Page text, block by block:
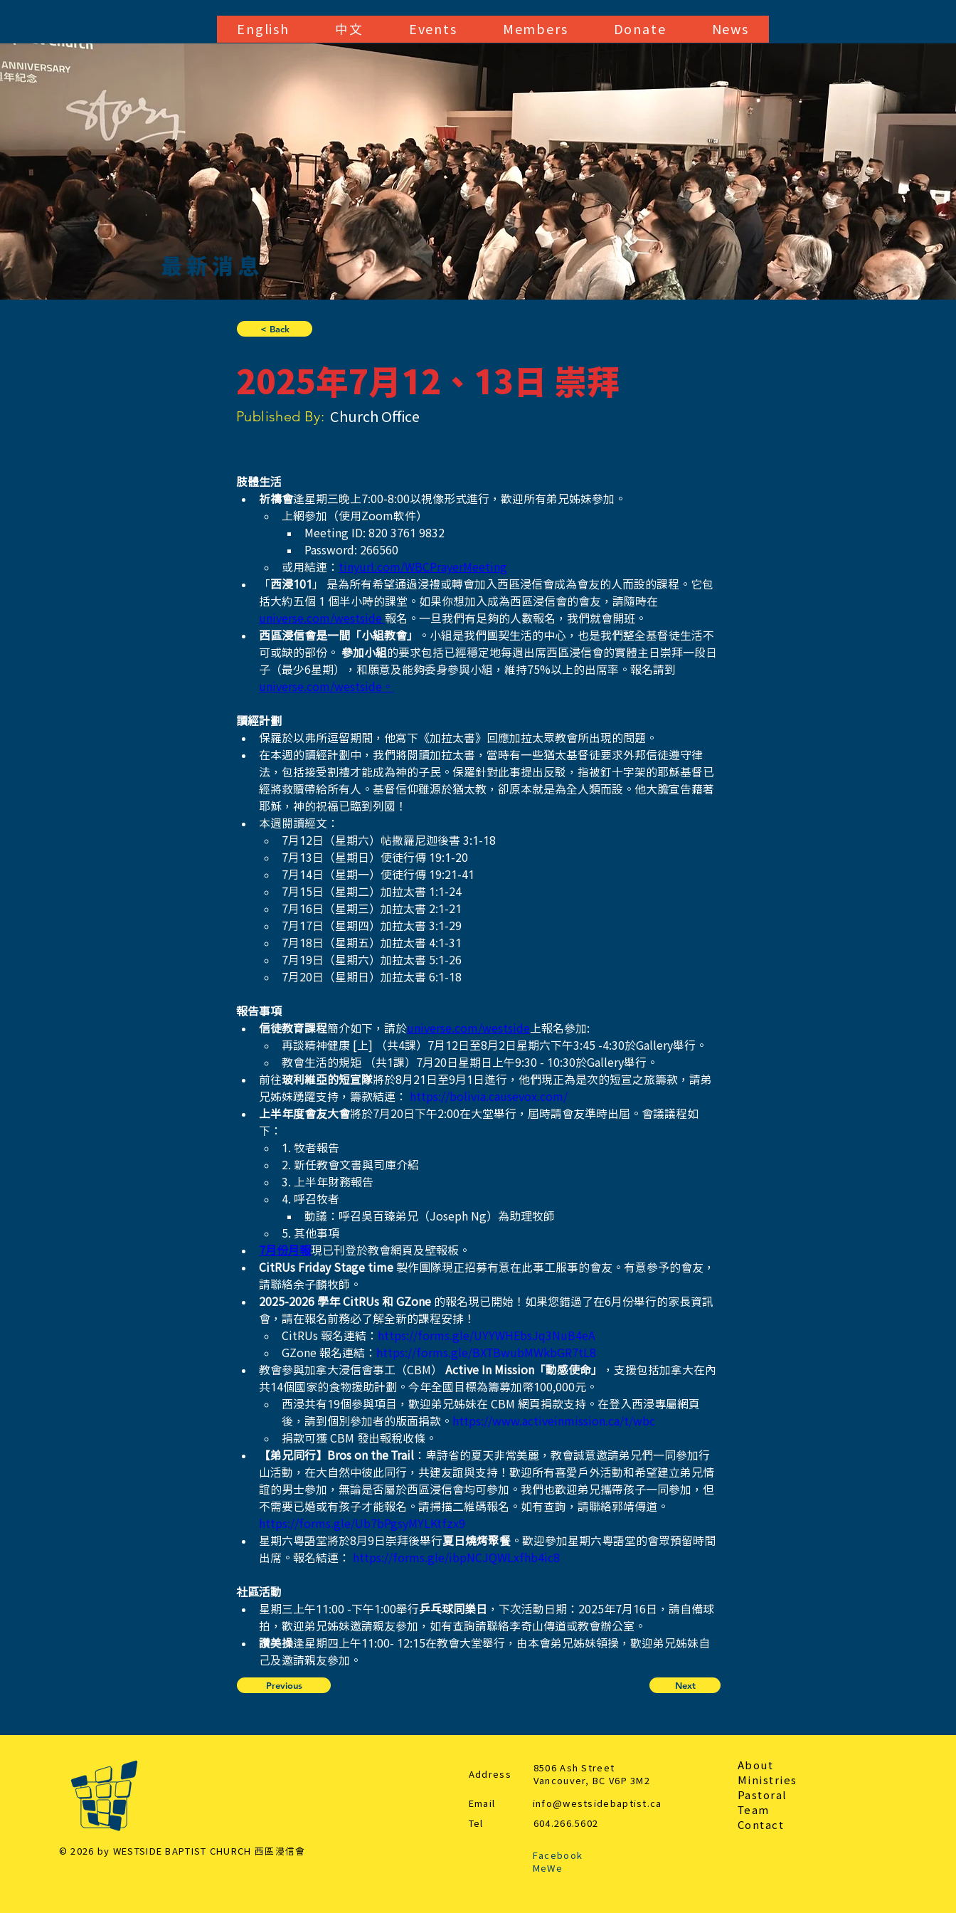
English 中文 Events Members Donate News
最新消息
< Back
2025年7月12、13日 崇拜
Published By: Church Office
肢體生活
祈禱會逢星期三晚上7:00-8:00以視像形式進行，歡迎所有弟兄姊妹參加。
上網參加（使用Zoom軟件）
Meeting ID: 820 3761 9832
Password: 266560
或用結連： tinyurl.com/WBCPrayerMeeting
「西浸101 」 是為所有希望通過浸禮或轉會加入西區浸信會成為會友的人而設的課程。它包
括大約五個 1 個半小時的課堂。如果你想加入成為西區浸信會的會友，請隨時在
universe.com/westside 報名。一旦我們有足夠的人數報名，我們就會開班。
西區浸信會是一間「小組教會」
。小組是我們團契生活的中心，也是我們整全基督徒生活不
可或缺的部份。 參加小組 的要求包括已經穩定地每週出席西區浸信會的實體主日崇拜一段日
子（最少6星期），和願意及能夠委身參與小組，維持75%以上的出席率。報名請到
universe.com/westside。
讀經計劃
保羅於以弗所逗留期間，他寫下《加拉太書》回應加拉太眾教會所出現的問題。
在本週的讀經計劃中，我們將閱讀加拉太書，當時有一些猶太基督徒要求外邦信徒遵守律
法，包括接受割禮才能成為神的子民。保羅針對此事提出反駁，指被釘十字架的耶穌基督已
經將救贖帶給所有人。基督信仰雖源於猶太教，卻原本就是為全人類而設。他大膽宣告藉著
耶穌，神的祝福已臨到列國！
本週閱讀經文：
7月12日（星期六）帖撒羅尼迦後書 3:1-18
7月13日（星期日）使徒行傳 19:1-20
7月14日（星期一）使徒行傳 19:21-41
7月15日（星期二）加拉太書 1:1-24
7月16日（星期三）加拉太書 2:1-21
7月17日（星期四）加拉太書 3:1-29
7月18日（星期五）加拉太書 4:1-31
7月19日（星期六）加拉太書 5:1-26
7月20日（星期日）加拉太書 6:1-18
報告事項
信徒教育課程簡介如下，請於universe.com/westside 上報名參加:
再談精神健康 [上] （共4課）7月12日至8月2日星期六下午3:45 -4:30於Gallery舉行。
教會生活的規矩 （共1課）7月20日星期日上午9:30 - 10:30於Gallery舉行。
前往玻利維亞的短宣隊將於8月21日至9月1日進行，他們現正為是次的短宣之旅籌款，請弟
兄姊妹踴躍支持，籌款結連：
https://bolivia.causevox.com/
上半年度會友大會將於7月20日下午2:00在大堂舉行，屆時請會友準時出屆。會議議程如
下：
1. 牧者報告
2. 新任教會文書與司庫介紹
3. 上半年財務報告
4. 呼召牧者
動議：呼召吳百臻弟兄（Joseph Ng）為助理牧師
5. 其他事項
7月份月報現已刊登於教會網頁及壁報板。
CitRUs Friday Stage time 製作團隊現正招募有意在此事工服事的會友。有意參予的會友，
請聯絡余子麟牧師。
2025-2026 學年 CitRUs 和 GZone 的報名現已開始！如果您錯過了在6月份舉行的家長資訊
會，請在報名前務必了解全新的課程安排！
CitRUs 報名連結： https://forms.gle/UYYWHEbsJq3NuB4eA
GZone 報名連結： https://forms.gle/BXTBwubMWkbGR7tL8
教會參與加拿大浸信會事工（CBM）
Active In Mission「動感使命」
，支援包括加拿大在內
共14個國家的食物援助計劃。今年全國目標為籌募加幣100,000元。
西浸共有19個參與項目，歡迎弟兄姊妹在 CBM 網頁捐款支持。在登入西浸專屬網頁
後，請到個別參加者的版面捐款。 https://www.activeinmission.ca/t/wbc
捐款可獲 CBM 發出報稅收條。
【弟兄同行】Bros on the Trail
：卑詩省的夏天非常美麗，教會誠意邀請弟兄們一同參加行
山活動，在大自然中彼此同行，共建友誼與支持！歡迎所有喜愛戶外活動和希望建立弟兄情
誼的男士參加，無論是否屬於西區浸信會均可參加。我們也歡迎弟兄攜帶孩子一同參加，但
不需要已婚或有孩子才能報名。請掃描二維碼報名。如有查詢，請聯絡郭靖傳道。
https://forms.gle/Ub7bPgsyMYLKtfzx9
星期六粵語堂將於8月9日崇拜後舉行夏日燒烤聚餐 。歡迎參加星期六粵語堂的會眾預留時間
出席。報名結連：
https://forms.gle/ibpNCJQWLxfhb4ic8
社區活動
星期三上午11:00 -下午1:00舉行乒乓球同樂日
，下次活動日期：2025年7月16日，請自備球
拍，歡迎弟兄姊妹邀請親友參加，如有查詢請聯絡李奇山傳道或教會辦公室。
讚美操逢星期四上午11:00- 12:15在教會大堂舉行，由本會弟兄姊妹領操，歡迎弟兄姊妹自
己及邀請親友參加。
Previous Next
© 2026 by WESTSIDE BAPTIST CHURCH 西區浸信會
Address
8506 Ash Street
Vancouver, BC V6P 3M2
Email info@westsidebaptist.ca
Tel 604.266.5602
About
Ministries
Pastoral
Team
Contact
Facebook
MeWe